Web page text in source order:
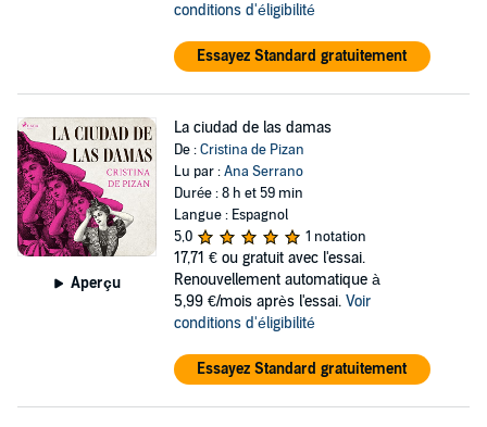
conditions d'éligibilité
Essayez Standard gratuitement
Aperçu
La ciudad de las damas
De :Cristina de Pizan
Lu par :Ana Serrano
Durée : 8 h et 59 min
Langue : Espagnol
5,0
1 notation
17,71 € ou gratuit avec l'essai.
Renouvellement automatique à
5,99 €/mois après l'essai. Voir
conditions d'éligibilité
Essayez Standard gratuitement